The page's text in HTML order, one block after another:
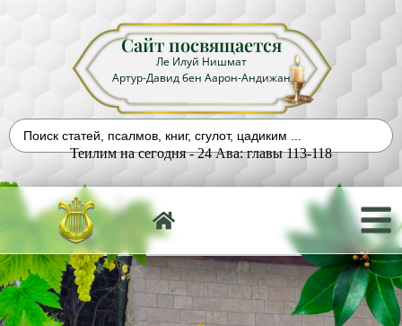
Сайт посвящается
Ле Илуй Нишмат
Артур-Давид бен Аарон-Андижан
Теилим на сегодня - 24 Ава: главы 113-118